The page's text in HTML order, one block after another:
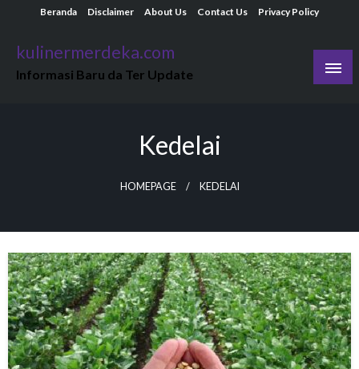
content
Beranda Disclaimer About Us Contact Us Privacy Policy
kulinermerdeka.com
Informasi Baru da Ter Update
Kedelai
HOMEPAGE KEDELAI